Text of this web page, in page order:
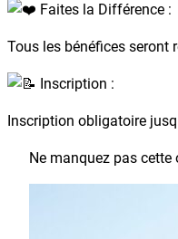
Faites la Différence :
Tous les bénéfices seront
Inscription :
Inscription obligatoire
Ne manquez pas